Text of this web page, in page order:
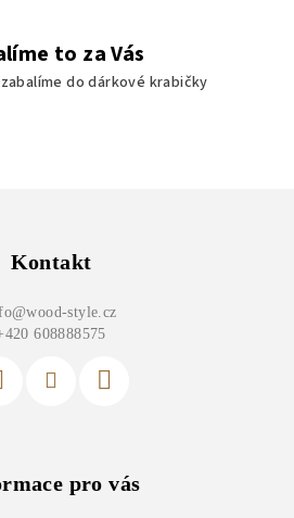
to za Vás
do dárkové krabičky
Kontakt
@wood-style.cz
608888575
pro vás